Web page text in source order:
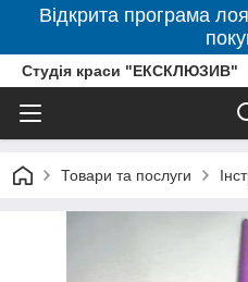
Відкрита програма
Студія краси "ЕКСКЛЮЗИВ"
Товари та послуги